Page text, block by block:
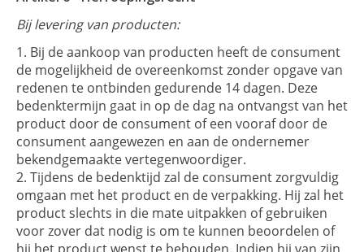
Bij levering van producten:
Bij de aankoop van producten heeft de consument
de mogelijkheid de overeenkomst zonder opgave van
redenen te ontbinden gedurende 14 dagen. Deze
bedenktermijn gaat in op de dag na ontvangst van het
product door de consument of een vooraf door de
consument aangewezen en aan de ondernemer
bekendgemaakte vertegenwoordiger.
Tijdens de bedenktijd zal de consument zorgvuldig
omgaan met het product en de verpakking. Hij zal het
product slechts in die mate uitpakken of gebruiken
voor zover dat nodig is om te kunnen beoordelen of
hij het product wenst te behouden. Indien hij van zijn